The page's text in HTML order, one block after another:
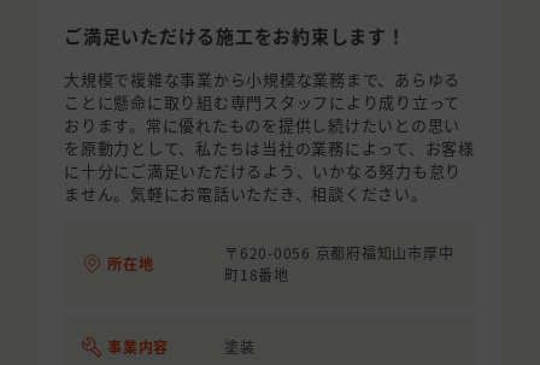
ご満足いただける施工をお約束します！
大規模で複雑な事業から小規模な業務まで、あらゆる
ことに懸命に取り組む専門スタッフにより成り立って
おります。常に優れたものを提供し続けたいとの思い
を原動力として、私たちは当社の業務によって、お客様
に十分にご満足いただけるよう、いかなる努力も怠り
ません。気軽にお電話いただき、相談ください。
所在地
〒620-0056 京都府福知山市厚中
町18番地
事業内容 塗装